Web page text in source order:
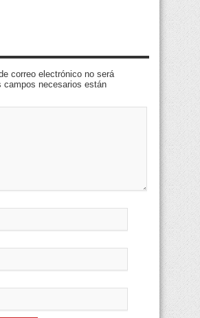
correo electrónico no será
campos necesarios están